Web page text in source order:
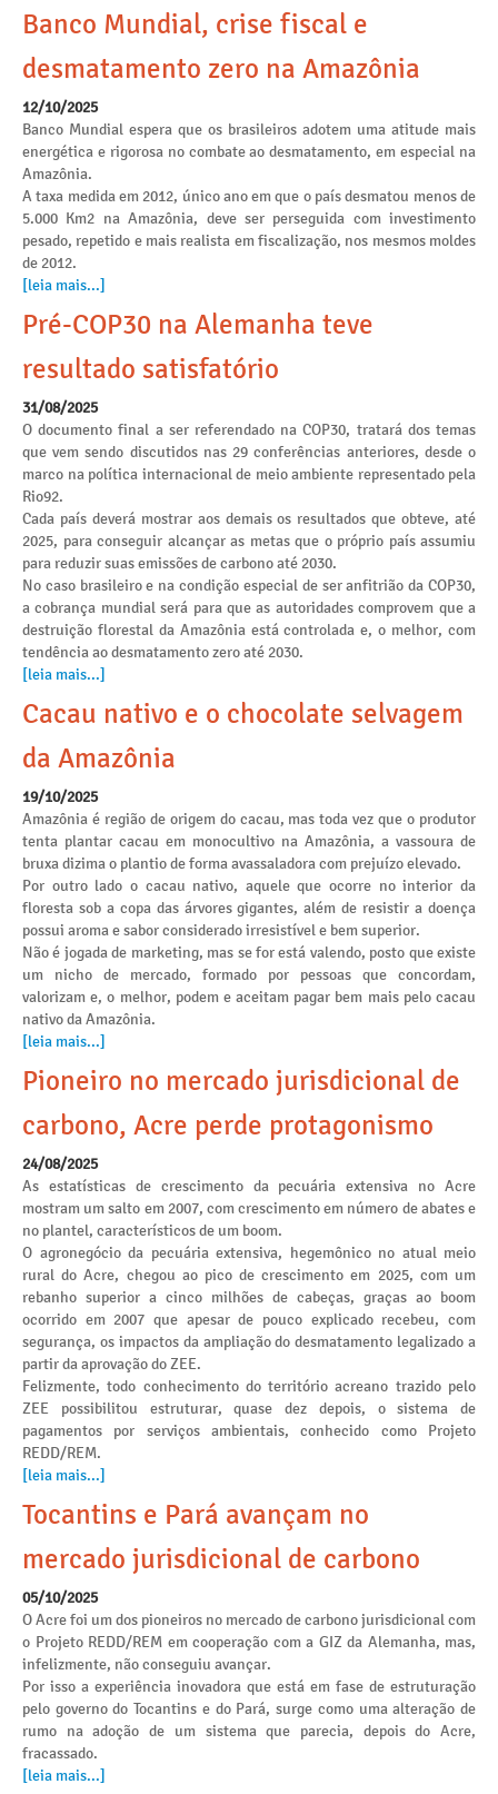
Banco Mundial, crise fiscal e
desmatamento zero na Amazônia
12/10/2025
Banco Mundial espera que os brasileiros adotem uma atitude mais
energética e rigorosa no combate ao desmatamento, em especial na
Amazônia.
A taxa medida em 2012, único ano em que o país desmatou menos de
5.000 Km2 na Amazônia, deve ser perseguida com investimento
pesado, repetido e mais realista em fiscalização, nos mesmos moldes
de 2012.
[leia mais...]
Pré-COP30 na Alemanha teve
resultado satisfatório
31/08/2025
O documento final a ser referendado na COP30, tratará dos temas
que vem sendo discutidos nas 29 conferências anteriores, desde o
marco na política internacional de meio ambiente representado pela
Rio92.
Cada país deverá mostrar aos demais os resultados que obteve, até
2025, para conseguir alcançar as metas que o próprio país assumiu
para reduzir suas emissões de carbono até 2030.
No caso brasileiro e na condição especial de ser anfitrião da COP30,
a cobrança mundial será para que as autoridades comprovem que a
destruição florestal da Amazônia está controlada e, o melhor, com
tendência ao desmatamento zero até 2030.
[leia mais...]
Cacau nativo e o chocolate selvagem
da Amazônia
19/10/2025
Amazônia é região de origem do cacau, mas toda vez que o produtor
tenta plantar cacau em monocultivo na Amazônia, a vassoura de
bruxa dizima o plantio de forma avassaladora com prejuízo elevado.
Por outro lado o cacau nativo, aquele que ocorre no interior da
floresta sob a copa das árvores gigantes, além de resistir a doença
possui aroma e sabor considerado irresistível e bem superior.
Não é jogada de marketing, mas se for está valendo, posto que existe
um nicho de mercado, formado por pessoas que concordam,
valorizam e, o melhor, podem e aceitam pagar bem mais pelo cacau
nativo da Amazônia.
[leia mais...]
Pioneiro no mercado jurisdicional de
carbono, Acre perde protagonismo
24/08/2025
As estatísticas de crescimento da pecuária extensiva no Acre
mostram um salto em 2007, com crescimento em número de abates e
no plantel, característicos de um boom.
O agronegócio da pecuária extensiva, hegemônico no atual meio
rural do Acre, chegou ao pico de crescimento em 2025, com um
rebanho superior a cinco milhões de cabeças, graças ao boom
ocorrido em 2007 que apesar de pouco explicado recebeu, com
segurança, os impactos da ampliação do desmatamento legalizado a
partir da aprovação do ZEE.
Felizmente, todo conhecimento do território acreano trazido pelo
ZEE possibilitou estruturar, quase dez depois, o sistema de
pagamentos por serviços ambientais, conhecido como Projeto
REDD/REM.
[leia mais...]
Tocantins e Pará avançam no
mercado jurisdicional de carbono
05/10/2025
O Acre foi um dos pioneiros no mercado de carbono jurisdicional com
o Projeto REDD/REM em cooperação com a GIZ da Alemanha, mas,
infelizmente, não conseguiu avançar.
Por isso a experiência inovadora que está em fase de estruturação
pelo governo do Tocantins e do Pará, surge como uma alteração de
rumo na adoção de um sistema que parecia, depois do Acre,
fracassado.
[leia mais...]